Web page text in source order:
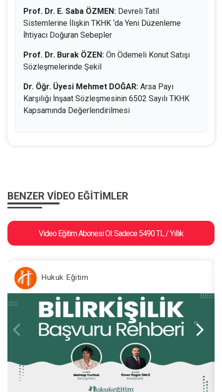
Prof. Dr. E. Saba ÖZMEN: Devreli Tatil
Sistemlerine İlişkin TKHK ‘da Yeni Düzenleme
İhtiyacı Doğuran Sebepler
Prof. Dr. Burak ÖZEN: Ön Ödemeli Konut Satışı
Sözleşmelerinde Şekil
Dr. Öğr. Üyesi Mehmet DOĞAR: Arsa Payı
Karşılığı İnşaat Sözleşmesinin 6502 Sayılı TKHK
Kapsamında Değerlendirilmesi
BENZER VIDEO EĞITIMLER
Video Eğitim Abonesi Ol: Sadece 5490 TL / Yıllık
Hukuk Eğitim